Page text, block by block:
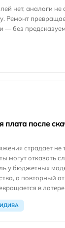
нет, аналоги не
Ремонт
— без
плата после
страдает не
могут отказать
у бюджетных
а повторный
в